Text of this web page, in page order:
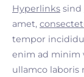
Hyperlinks sind
amet,
tempor
enim ad minim
ullamco laboris